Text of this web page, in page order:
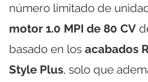
número limitado de
motor 1.0 MPI de 80 CV
basado en los acabados
Style Plus, solo que